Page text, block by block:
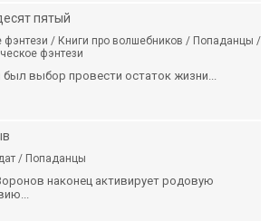
пятый
фэнтези / Книги про волшебников / Попаданцы /
фэнтези
был выбор провести остаток жизни...
/ Попаданцы
наконец активирует родовую